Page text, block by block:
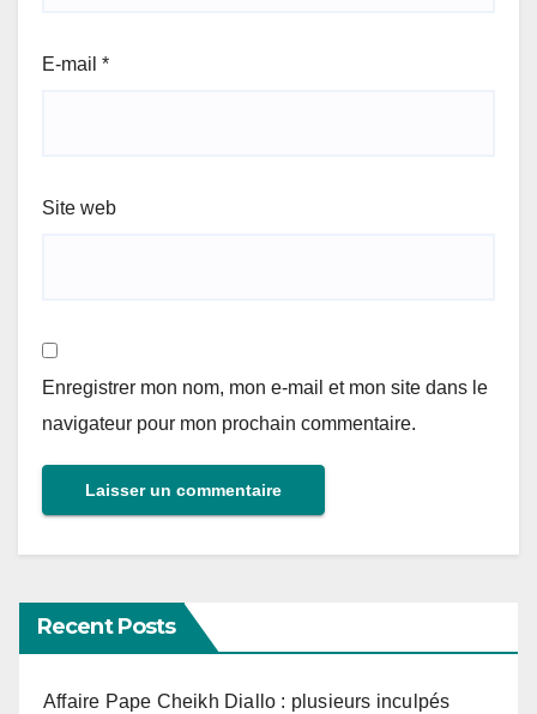
E-mail *
Site web
Enregistrer mon nom, mon e-mail et mon site dans le
navigateur pour mon prochain commentaire.
Recent Posts
Affaire Pape Cheikh Diallo : plusieurs inculpés